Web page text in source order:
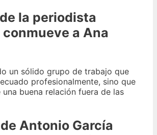
la periodista
a Ana
un sólido grupo de trabajo que
profesionalmente, sino que
buena relación fuera de las
Antonio García